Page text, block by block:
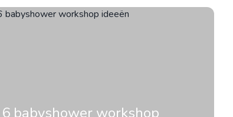
6 babyshower workshop